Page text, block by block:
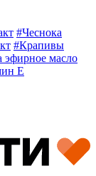
#Чеснока
#Крапивы
эфирное масло
E